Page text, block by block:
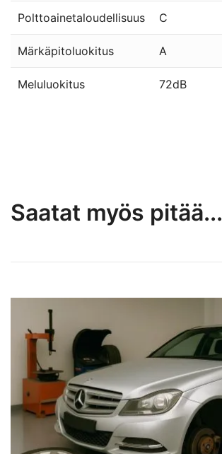
Polttoainetaloudellisuus C
Märkäpitoluokitus A
Meluluokitus 72dB
Saatat myös pitää...